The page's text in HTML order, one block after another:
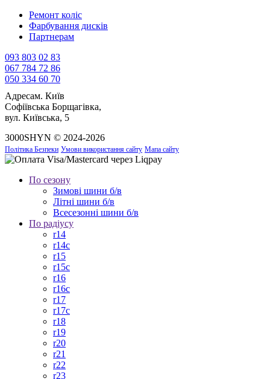
Ремонт коліс
Фарбування дисків
Партнерам
093 803 02 83
067 784 72 86
050 334 60 70
Адресам. Київ
Софіївська Борщагівка,
вул. Київська, 5
3000SHYN © 2024-2026
Політика Безпеки Умови використання сайту Мапа сайту
По сезону
Зимові шини б/в
Літні шини б/в
Всесезонні шини б/в
По радіусу
r14
r14c
r15
r15c
r16
r16c
r17
r17c
r18
r19
r20
r21
r22
r23